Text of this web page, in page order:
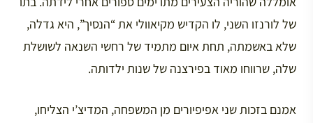
של לורנזו השני, לו הקדיש מקיאוולי את “הנסיך”, היא גדלה,
שלא באשמתה, תחת איום מתמיד של רחשי השנאה לשושלת
שלה, שרווחו מאוד בפירצנה של שנות ילדותה.
אמנם בזכות שני אפיפיורים מן המשפחה, המדיצ’י הצליחו,